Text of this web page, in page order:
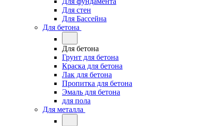
Для стен
Для Бассейна
Для бетона
Для бетона
Грунт для бетона
Краска для бетона
Лак для бетона
Пропитка для бетона
Эмаль для бетона
для пола
Для металла